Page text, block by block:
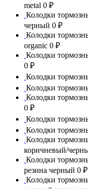
metal 0 ₽
Колодки
черный 0 ₽
Колодки
organic 0 ₽
Колодки
0 ₽
Колодки
Колодки
Колодки
0 ₽
Колодки
Колодки
Колодки
коричневый/
Колодки
резина черный 0 ₽
Колодки